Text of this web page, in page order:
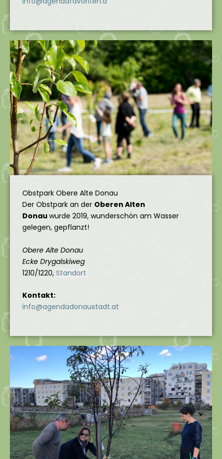
Obstpark Obere Alte Donau
Der Obstpark an der Oberen Alten
Donau wurde 2019, wunderschön am Wasser
gelegen, gepflanzt!
Obere Alte Donau
Ecke Drygalskiweg
1210/1220, Standort
Kontakt:
info@agendadonaustadt.at